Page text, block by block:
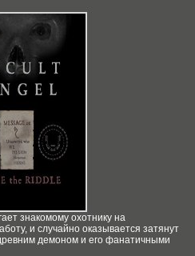
знакомому охотнику на
и случайно оказывается затянут
демоном и его фанатичными